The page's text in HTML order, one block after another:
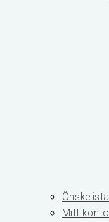
Önskelista
Mitt konto